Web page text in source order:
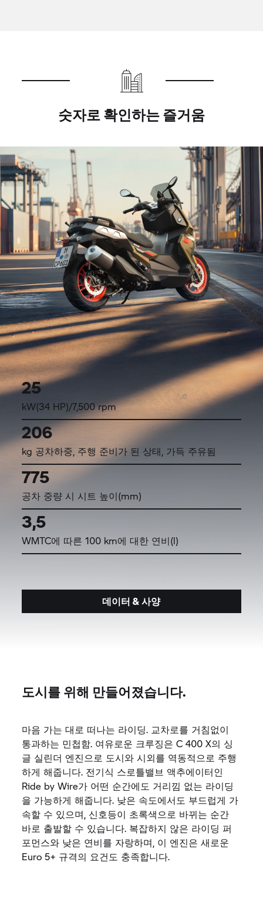
숫자로 확인하는 즐거움
25
kW(34 HP)/7,500 rpm
206
kg 공차하중, 주행 준비가 된 상태, 가득 주유됨
775
공차 중량 시 시트 높이(mm)
3,5
WMTC에 따른 100 km에 대한 연비(l)
데이터 & 사양
도시를 위해 만들어졌습니다.
마음 가는 대로 떠나는 라이딩. 교차로를 거침없이
통과하는 민첩함. 여유로운 크루징은 C 400 X의 싱
글 실린더 엔진으로 도시와 시외를 역동적으로 주행
하게 해줍니다. 전기식 스로틀밸브 액추에이터인
Ride by Wire가 어떤 순간에도 거리낌 없는 라이딩
을 가능하게 해줍니다. 낮은 속도에서도 부드럽게 가
속할 수 있으며, 신호등이 초록색으로 바뀌는 순간
바로 출발할 수 있습니다. 복잡하지 않은 라이딩 퍼
포먼스와 낮은 연비를 자랑하며, 이 엔진은 새로운
Euro 5+ 규격의 요건도 충족합니다.